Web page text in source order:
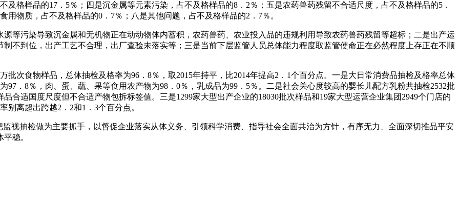
格样品的17．5％；四是沉金属等元素污染，占不及格样品的8．2％；五是农药兽药残留不合适尺度，占不及格样品的5．
物质，占不及格样品的0．7％；八是其他问题，占不及格样品的2．7％。
污染导致沉金属和无机物正在动动物体内蓄积，农药兽药、农业投入品的违规利用导致农药兽药残留等超标；二是出产运
不到位，出产工艺不合理，出厂查验未落实等；三是当前下层监管人员总体能力程度取监管使命正在必然程度上存正在不顺
次食物样品，总体抽检及格率为96．8％，取2015年持平，比2014年提高2．1个百分点。一是大日常消费品抽检及格率总体
97．8％，肉、蛋、蔬、果等食用农产物为98．0％，乳成品为99．5％。二是社会关心度较高的婴长儿配方乳粉共抽检2532批
合适国度尺度但不合适产物包拆标签值。三是1299家大型出产企业的18030批次样品和19家大型运营企业集团2949个门店的
别离超出跨越2．2和1．3个百分点。
抽检做为主要抓手，以督促企业落实从体义务、引领科学消费、指导社会全面共治为方针，有序无力、全面深切推品平安
稳。